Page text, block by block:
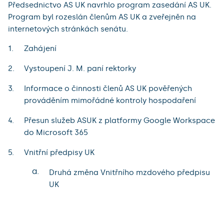
Předsednictvo AS UK navrhlo program zasedání AS UK.
Program byl rozeslán členům AS UK a zveřejněn na
internetových stránkách senátu.
Zahájení
Vystoupení J. M. paní rektorky
Informace o činnosti členů AS UK pověřených
prováděním mimořádné kontroly hospodaření
Přesun služeb ASUK z platformy Google Workspace
do Microsoft 365
Vnitřní předpisy UK
a.
Druhá změna Vnitřního mzdového předpisu
UK